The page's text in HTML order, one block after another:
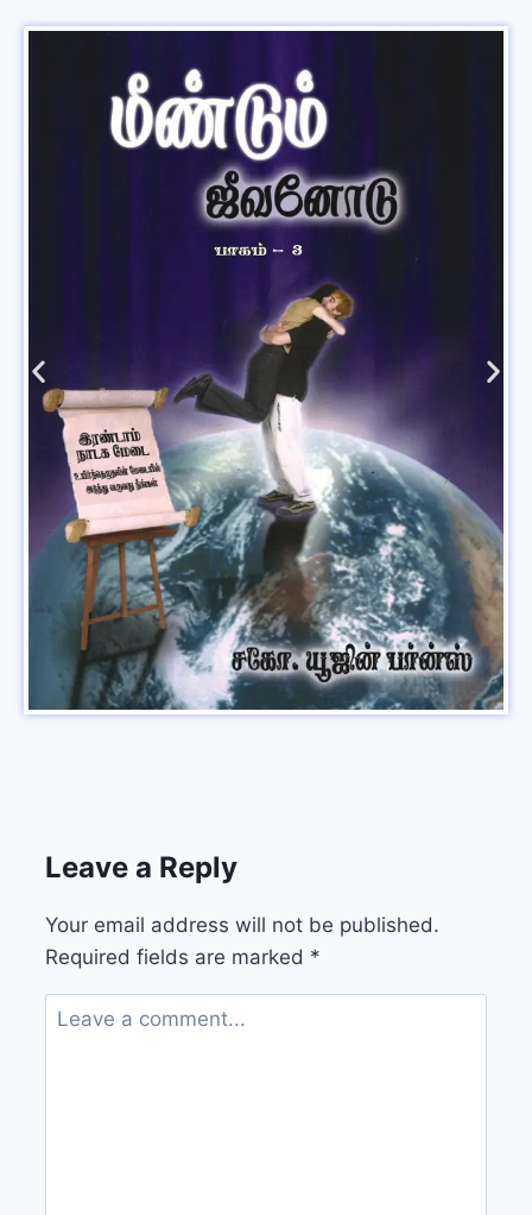
Leave a Reply
Your email address will not be published.
Required fields are marked *